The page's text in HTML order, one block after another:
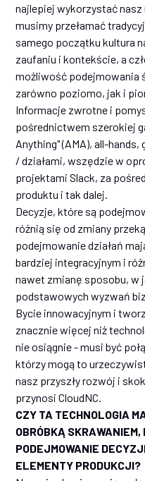
najlepiej wykorzystać nasz
musimy przełamać
samego początku kultura
zaufaniu i kontekście, a
możliwość podejmowania
zarówno poziomo, jak i
Informacje zwrotne i
pośrednictwem szerokiej
Anything" (AMA), all-
/ działami, wszędzie w
projektami Slack, za
produktu i tak dalej.
Decyzje, które są
różnią się od zmiany
podejmowanie działań
bardziej integracyjnym i
nawet zmianę sposobu, w
podstawowych wyzwań
Bycie innowacyjnym i
znacznie więcej niż
nie osiągnie - musi być
którzy mogą to
nasz przyszły rozwój i
przynosi CloudNC.
CZY TA TECHNOLOGIA
OBRÓBKĄ
PODEJMOWANIE
ELEMENTY PRODUKCJI?